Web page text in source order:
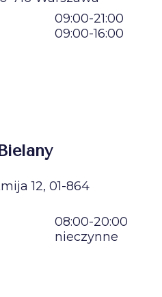
09:00-21:00
09:00-16:00
12, 01-864
08:00-20:00
nieczynne